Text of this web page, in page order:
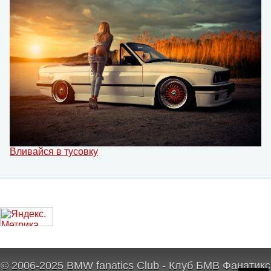
Вливайся в тусовку
© 2006-2025 BMW fanatics Club - Клуб БМВ Фанатикс